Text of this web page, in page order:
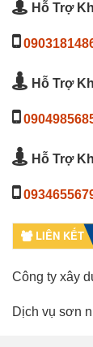
Hỗ Trợ
Hỗ Trợ
Hỗ Trợ
LIÊN KẾT
Công ty xây
Dịch vụ sơn